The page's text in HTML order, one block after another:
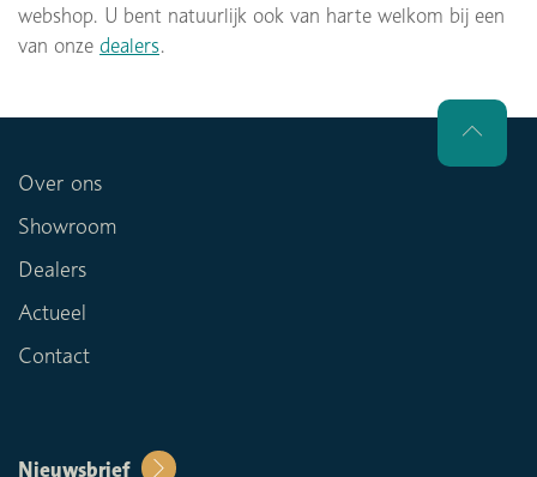
webshop. U bent natuurlijk ook van harte welkom bij een
van onze dealers.
Over ons
Showroom
Dealers
Actueel
Contact
Nieuwsbrief